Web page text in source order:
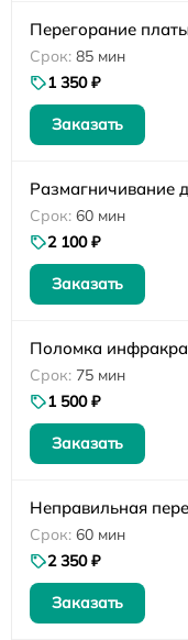
Перегорание
85 мин
1 350 ₽
Заказать
Размагничивание
60 мин
2 100 ₽
Заказать
Поломка
75 мин
1 500 ₽
Заказать
Неправильная
60 мин
2 350 ₽
Заказать